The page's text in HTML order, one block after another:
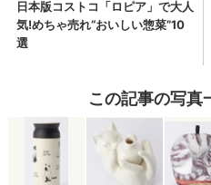
この記事の写真